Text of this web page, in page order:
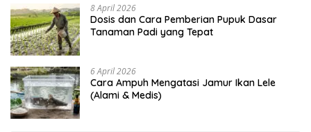
8 April 2026
Dosis dan Cara Pemberian Pupuk Dasar
Tanaman Padi yang Tepat
6 April 2026
Cara Ampuh Mengatasi Jamur Ikan Lele
(Alami & Medis)